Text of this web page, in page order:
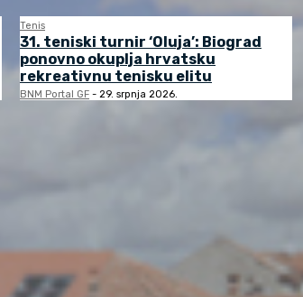
Tenis
31. teniski turnir ‘Oluja’: Biograd
ponovno okuplja hrvatsku
rekreativnu tenisku elitu
BNM Portal GF - 29. srpnja 2026.